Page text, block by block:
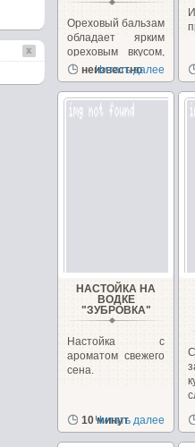
Ореховый бальзам
обладает ярким
ореховым вкусом,
в послевкусии
присутствует...
неизвестно
Читать далее
НАСТОЙКА НА
ВОДКЕ
"ЗУБРОВКА"
Настойка с
ароматом свежего
сена.
10 минут
Читать далее